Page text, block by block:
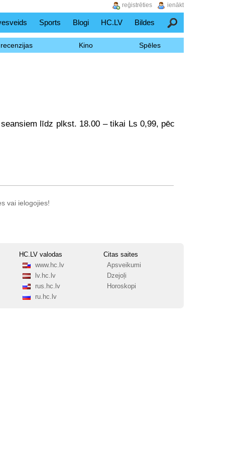
Sports Blogi HC.LV Bildes Meklēšana
Kino Spēles
līdz plkst. 18.00 – tikai Ls 0,99, pēc
vai ielogojies!
HC.LV valodas
www.hc.lv
lv.hc.lv
rus.hc.lv
ru.hc.lv
Citas saites
Apsveikumi
Dzejoļi
Horoskopi
ienākt
reģistrēties